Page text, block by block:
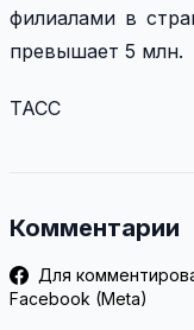
филиалами в
превышает 5 млн.
ТАСС
Комментарии
Для
Facebook (Meta)